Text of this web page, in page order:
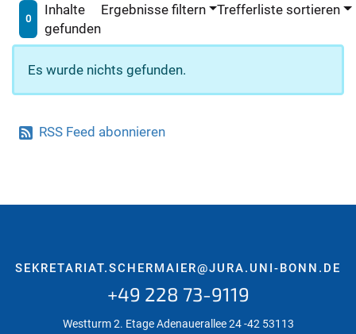
0
Inhalte
gefunden
Ergebnisse filtern Trefferliste sortieren
Es wurde nichts gefunden.
RSS Feed abonnieren
SEKRETARIAT.SCHERMAIER@JURA.UNI-BONN.DE
+49 228 73-9119
Westturm 2. Etage Adenauerallee 24 -42 53113